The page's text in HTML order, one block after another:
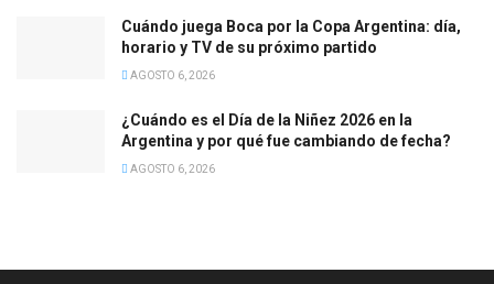
Cuándo juega Boca por la Copa Argentina: día,
horario y TV de su próximo partido
AGOSTO 6, 2026
¿Cuándo es el Día de la Niñez 2026 en la
Argentina y por qué fue cambiando de fecha?
AGOSTO 6, 2026